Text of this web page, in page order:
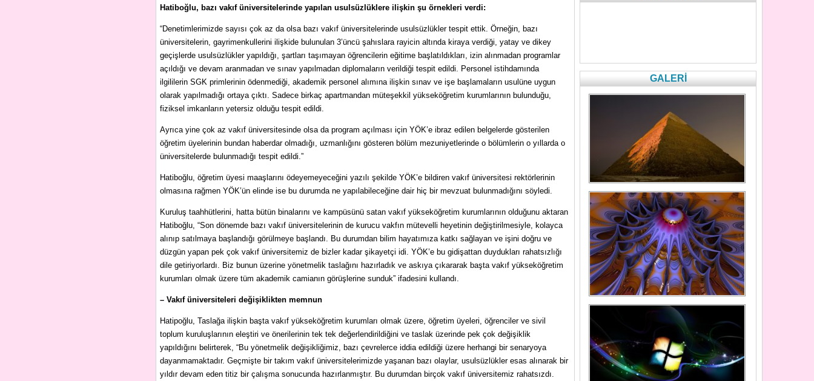
Hatiboğlu, bazı vakıf üniversitelerinde yapılan usulsüzlüklere ilişkin şu örnekleri verdi:
“Denetimlerimizde sayısı çok az da olsa bazı vakıf üniversitelerinde usulsüzlükler tespit ettik. Örneğin, bazı
üniversitelerin, gayrimenkullerini ilişkide bulunulan 3’üncü şahıslara rayicin altında kiraya verdiği, yatay ve dikey
geçişlerde usulsüzlükler yapıldığı, şartları taşımayan öğrencilerin eğitime başlatıldıkları, izin alınmadan programlar
açıldığı ve devam aranmadan ve sınav yapılmadan diplomaların verildiği tespit edildi. Personel istihdamında
ilgililerin SGK primlerinin ödenmediği, akademik personel alımına ilişkin sınav ve işe başlamaların usulüne uygun
olarak yapılmadığı ortaya çıktı. Sadece birkaç apartmandan müteşekkil yükseköğretim kurumlarının bulunduğu,
fiziksel imkanların yetersiz olduğu tespit edildi.
Ayrıca yine çok az vakıf üniversitesinde olsa da program açılması için YÖK’e ibraz edilen belgelerde gösterilen
öğretim üyelerinin bundan haberdar olmadığı, uzmanlığını gösteren bölüm mezuniyetlerinde o bölümlerin o yıllarda o
üniversitelerde bulunmadığı tespit edildi.”
Hatiboğlu, öğretim üyesi maaşlarını ödeyemeyeceğini yazılı şekilde YÖK’e bildiren vakıf üniversitesi rektörlerinin
olmasına rağmen YÖK’ün elinde ise bu durumda ne yapılabileceğine dair hiç bir mevzuat bulunmadığını söyledi.
Kuruluş taahhütlerini, hatta bütün binalarını ve kampüsünü satan vakıf yükseköğretim kurumlarının olduğunu aktaran
Hatiboğlu, “Son dönemde bazı vakıf üniversitelerinin de kurucu vakfın mütevelli heyetinin değiştirilmesiyle, kolayca
alınıp satılmaya başlandığı görülmeye başlandı. Bu durumdan bilim hayatımıza katkı sağlayan ve işini doğru ve
düzgün yapan pek çok vakıf üniversitemiz de bizler kadar şikayetçi idi. YÖK’e bu gidişattan duydukları rahatsızlığı
dile getiriyorlardı. Biz bunun üzerine yönetmelik taslağını hazırladık ve askıya çıkararak başta vakıf yükseköğretim
kurumları olmak üzere tüm akademik camianın görüşlerine sunduk” ifadesini kullandı.
– Vakıf üniversiteleri değişiklikten memnun
Hatipoğlu, Taslağa ilişkin başta vakıf yükseköğretim kurumları olmak üzere, öğretim üyeleri, öğrenciler ve sivil
toplum kuruluşlarının eleştiri ve önerilerinin tek tek değerlendirildiğini ve taslak üzerinde pek çok değişiklik
yapıldığını belirterek, “Bu yönetmelik değişikliğimiz, bazı çevrelerce iddia edildiği üzere herhangi bir senaryoya
dayanmamaktadır. Geçmişte bir takım vakıf üniversitelerimizde yaşanan bazı olaylar, usulsüzlükler esas alınarak bir
yıldır devam eden titiz bir çalışma sonucunda hazırlanmıştır. Bu durumdan birçok vakıf üniversitemiz rahatsızdı.
GALERİ